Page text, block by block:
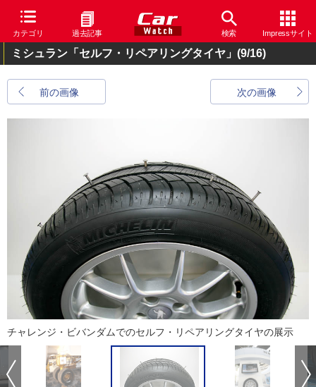
カテゴリ 過去記事 検索 Impressサイト
ミシュラン「セルフ・リペアリングタイヤ」 (9/16)
前の画像 次の画像
チャレンジ・ビバンダムでのセルフ・リペアリングタイヤの展示